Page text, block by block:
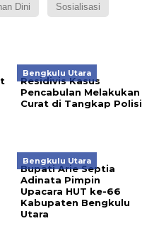
Dini Sosialisasi
Bengkulu Utara
Residivis Kasus
Pencabulan Melakukan
Curat di Tangkap Polisi
Bengkulu Utara
Bupati Arie Septia
Adinata Pimpin
Upacara HUT ke-66
Kabupaten Bengkulu
Utara